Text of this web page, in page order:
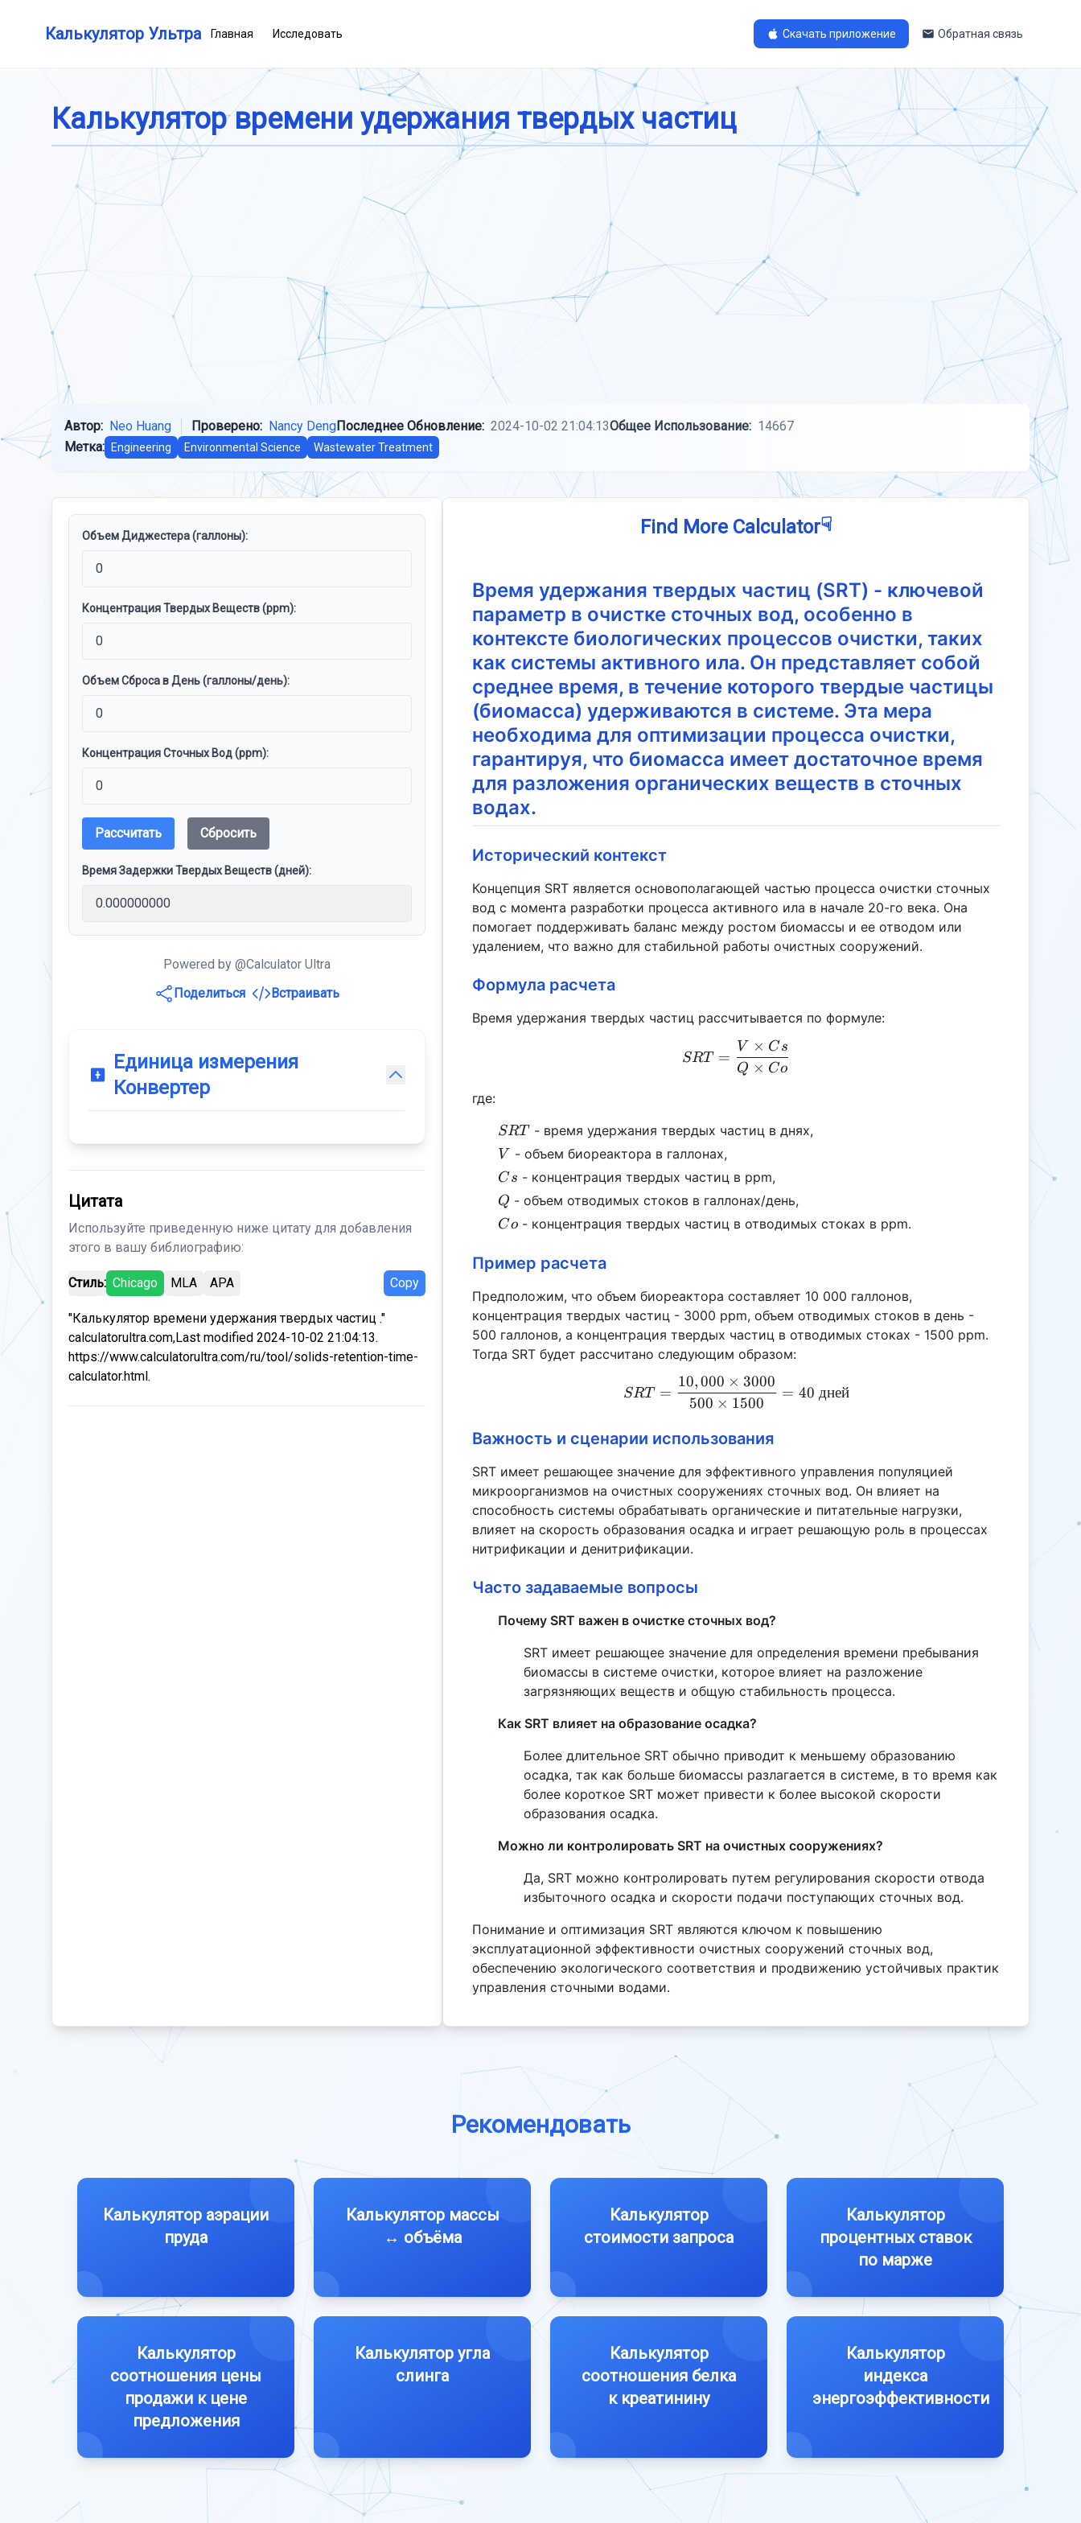
Калькулятор Ультра Главная Исследовать Скачать приложение Обратная связь
Калькулятор времени удержания твердых частиц
Автор: Neo Huang Проверено: Nancy DengПоследнее Обновление: 2024-10-02 21:04:13Общее Использование: 14667
Метка:
Engineering Environmental Science Wastewater Treatment
Объем Диджестера (галлоны):
Концентрация Твердых Веществ (ppm):
Объем Сброса в День (галлоны/день):
Концентрация Сточных Вод (ppm):
Рассчитать Сбросить
Время Задержки Твердых Веществ (дней):
Powered by @Calculator Ultra
Поделиться
Встраивать
Единица измерения
Конвертер
Цитата
Используйте приведенную ниже цитату для добавления
этого в вашу библиографию:
Стиль: Chicago MLA APA Copy
"Калькулятор времени удержания твердых частиц ."
calculatorultra.com,Last modified 2024-10-02 21:04:13.
https://www.calculatorultra.com/ru/tool/solids-retention-time-
calculator.html.
Find More Calculator☟
Время удержания твердых частиц (SRT) - ключевой
параметр в очистке сточных вод, особенно в
контексте биологических процессов очистки, таких
как системы активного ила. Он представляет собой
среднее время, в течение которого твердые частицы
(биомасса) удерживаются в системе. Эта мера
необходима для оптимизации процесса очистки,
гарантируя, что биомасса имеет достаточное время
для разложения органических веществ в сточных
водах.
Исторический контекст
Концепция SRT является основополагающей частью процесса очистки сточных
вод с момента разработки процесса активного ила в начале 20-го века. Она
помогает поддерживать баланс между ростом биомассы и ее отводом или
удалением, что важно для стабильной работы очистных сооружений.
Формула расчета
Время удержания твердых частиц рассчитывается по формуле:
SRT = \frac{V \times Cs}{Q \times Co}
SRT =
Q × Co
V × Cs
где:
SRT
SRT - время удержания твердых частиц в днях,
V
V - объем биореактора в галлонах,
Cs
Cs - концентрация твердых частиц в ppm,
Q
Q - объем отводимых стоков в галлонах/день,
Co
Co- концентрация твердых частиц в отводимых стоках в ppm.
Пример расчета
Предположим, что объем биореактора составляет 10 000 галлонов,
концентрация твердых частиц - 3000 ppm, объем отводимых стоков в день -
500 галлонов, а концентрация твердых частиц в отводимых стоках - 1500 ppm.
Тогда SRT будет рассчитано следующим образом:
SRT = \frac{10,000 \times 3000}{500 \times
SRT =
500 × 1500
10,000 × 3000
= 40 дней
Важность и сценарии использования
SRT имеет решающее значение для эффективного управления популяцией
микроорганизмов на очистных сооружениях сточных вод. Он влияет на
способность системы обрабатывать органические и питательные нагрузки,
влияет на скорость образования осадка и играет решающую роль в процессах
нитрификации и денитрификации.
Часто задаваемые вопросы
Почему SRT важен в очистке сточных вод?
SRT имеет решающее значение для определения времени пребывания
биомассы в системе очистки, которое влияет на разложение
загрязняющих веществ и общую стабильность процесса.
Как SRT влияет на образование осадка?
Более длительное SRT обычно приводит к меньшему образованию
осадка, так как больше биомассы разлагается в системе, в то время как
более короткое SRT может привести к более высокой скорости
образования осадка.
Можно ли контролировать SRT на очистных сооружениях?
Да, SRT можно контролировать путем регулирования скорости отвода
избыточного осадка и скорости подачи поступающих сточных вод.
Понимание и оптимизация SRT являются ключом к повышению
эксплуатационной эффективности очистных сооружений сточных вод,
обеспечению экологического соответствия и продвижению устойчивых практик
управления сточными водами.
Рекомендовать
Калькулятор аэрации
пруда
Калькулятор массы
↔ объёма
Калькулятор
стоимости запроса
Калькулятор
процентных ставок
по марже
Калькулятор
соотношения цены
продажи к цене
предложения
Калькулятор угла
слинга
Калькулятор
соотношения белка
к креатинину
Калькулятор
индекса
энергоэффективности